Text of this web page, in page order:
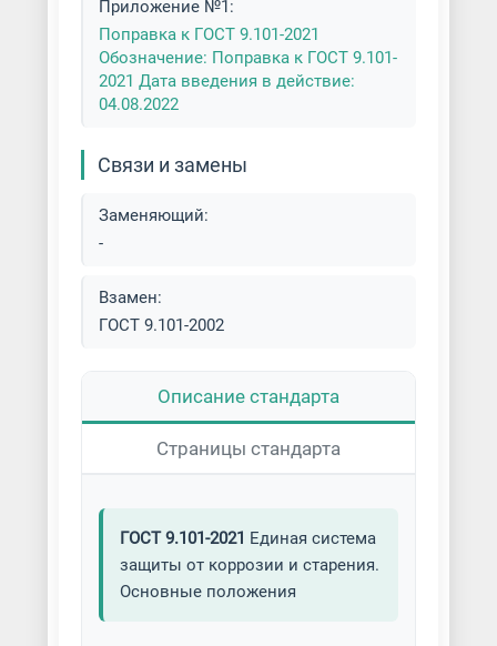
Покраска безвоздушным
распылением
Покраска краскопультом
Покраска кровли
Покраска масляными красками
Покраска металла под латунь
Покраска обливом и окунанием
Покраска по ржавчине
Покраска резиновыми красками
Приложение №1:
Поправка к ГОСТ 9.101-2021
Обозначение: Поправка к ГОСТ 9.101-
2021 Дата введения в действие:
04.08.2022
Связи и замены
Заменяющий:
-
Взамен:
ГОСТ 9.101-2002
Описание стандарта
Страницы стандарта
ГОСТ 9.101-2021 Единая система
защиты от коррозии и старения.
Основные положения